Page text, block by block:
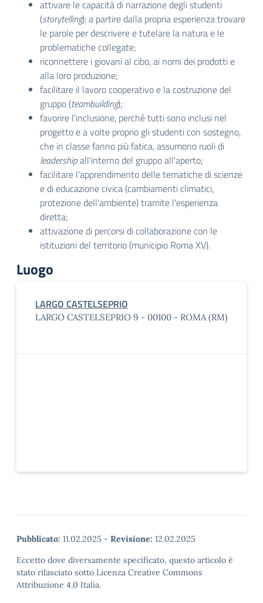
attivare le capacità di narrazione degli studenti
(storytelling): a partire dalla propria esperienza trovare
le parole per descrivere e tutelare la natura e le
problematiche collegate;
riconnettere i giovani al cibo, ai nomi dei prodotti e
alla loro produzione;
facilitare il lavoro cooperativo e la costruzione del
gruppo (teambuilding);
favorire l'inclusione, perché tutti sono inclusi nel
progetto e a volte proprio gli studenti con sostegno,
che in classe fanno più fatica, assumono ruoli di
leadershipall'interno del gruppo all'aperto;
facilitare l'apprendimento delle tematiche di scienze
e di educazione civica (cambiamenti climatici,
protezione dell'ambiente) tramite l'esperienza
diretta;
attivazione di percorsi di collaborazione con le
istituzioni del territorio (municipio Roma XV).
Luogo
LARGO CASTELSEPRIO
LARGO CASTELSEPRIO 9 - 00100 - ROMA (RM)
Pubblicato: 11.02.2025 - Revisione: 12.02.2025
Eccetto dove diversamente specificato, questo articolo è
stato rilasciato sotto Licenza Creative Commons
Attribuzione 4.0 Italia.